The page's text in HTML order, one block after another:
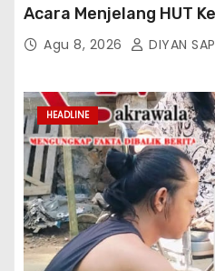
Acara Menjelang HUT
Di Silang Monas
Agu 8, 2026 DIYAN
HEADLINE